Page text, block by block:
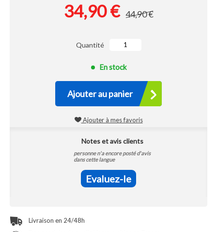
34,90 € 44,90 €
Quantité
En stock
Ajouter au panier
Ajouter à mes favoris
Notes et avis clients
personne n'a encore posté d'avis
dans cette langue
Evaluez-le
Livraison en 24/48h